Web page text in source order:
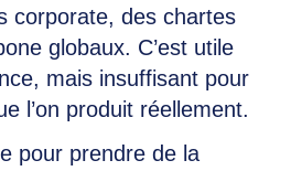
corporate, des chartes
globaux. C’est utile
mais insuffisant pour
l’on produit réellement.
pour prendre de la